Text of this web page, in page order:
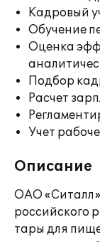
Кадровый
Обучение
Оценка
Подбор
Расчет
Учет
Описание
ОАО «Ситалл»
российского
тары для